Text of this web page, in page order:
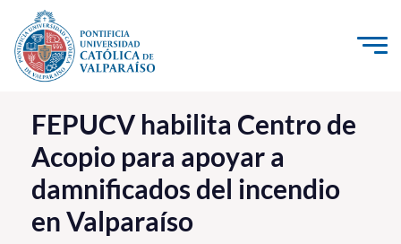
Click acá para ir directamente al contenido
La Universidad
Investigación, Creación e Innovación
PUCV Internacional
Vinculación con el Medio
FEPUCV habilita Centro de
Acopio para apoyar a
damnificados del incendio
en Valparaíso